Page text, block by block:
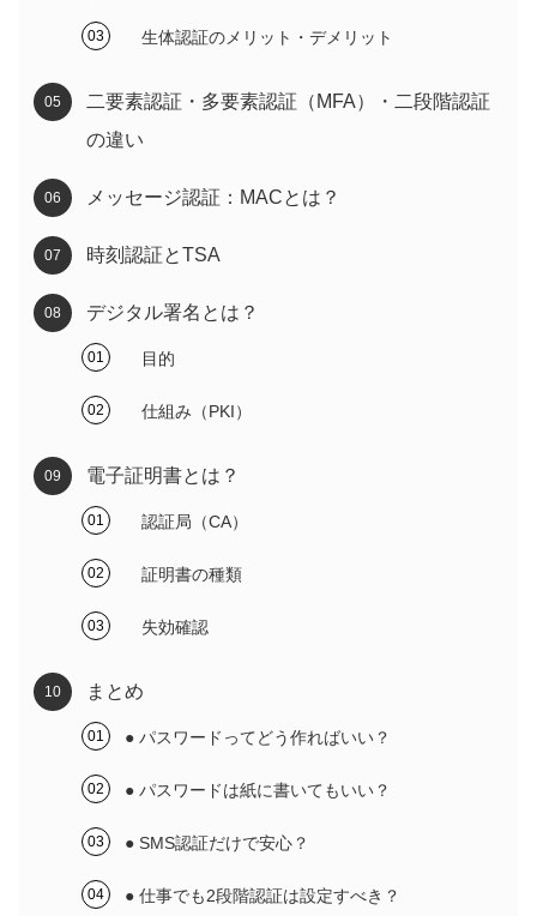
生体認証のメリット・デメリット
二要素認証・多要素認証（MFA）・二段階認証
の違い
メッセージ認証：MACとは？
時刻認証とTSA
デジタル署名とは？
目的
仕組み（PKI）
電子証明書とは？
認証局（CA）
証明書の種類
失効確認
まとめ
● パスワードってどう作ればいい？
● パスワードは紙に書いてもいい？
● SMS認証だけで安心？
● 仕事でも2段階認証は設定すべき？